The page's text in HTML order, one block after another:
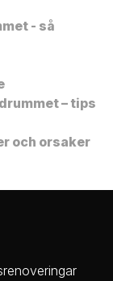
- så
– tips
och orsaker